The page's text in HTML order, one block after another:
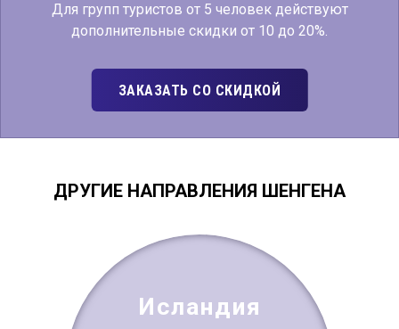
Для групп туристов от 5 человек действуют
дополнительные скидки от 10 до 20%.
ЗАКАЗАТЬ СО СКИДКОЙ
ДРУГИЕ НАПРАВЛЕНИЯ ШЕНГЕНА
Исландия